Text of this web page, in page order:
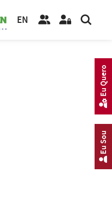
EN
Eu Sou
Eu Quero